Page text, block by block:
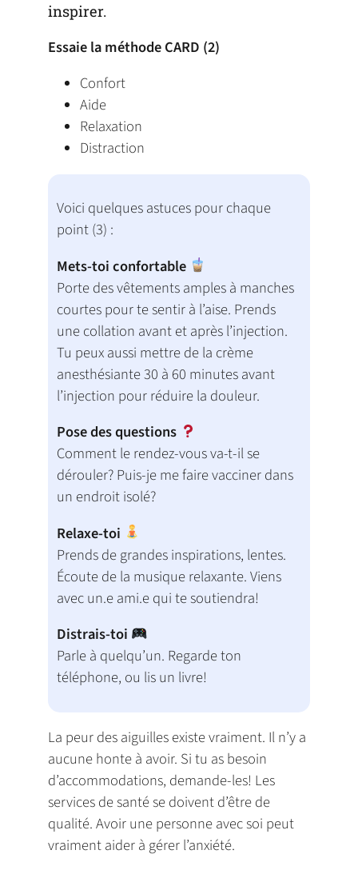
inspirer.
Essaie la méthode CARD (2)
Confort
Aide
Relaxation
Distraction
Voici quelques astuces pour chaque
point (3) :
Mets-toi confortable
Porte des vêtements amples à manches
courtes pour te sentir à l’aise. Prends
une collation avant et après l’injection.
Tu peux aussi mettre de la crème
anesthésiante 30 à 60 minutes avant
l’injection pour réduire la douleur.
Pose des questions
Comment le rendez-vous va-t-il se
dérouler? Puis-je me faire vacciner dans
un endroit isolé?
Relaxe-toi
Prends de grandes inspirations, lentes.
Écoute de la musique relaxante. Viens
avec un.e ami.e qui te soutiendra!
Distrais-toi
Parle à quelqu’un. Regarde ton
téléphone, ou lis un livre!
La peur des aiguilles existe vraiment. Il n’y a
aucune honte à avoir. Si tu as besoin
d’accommodations, demande-les! Les
services de santé se doivent d’être de
qualité. Avoir une personne avec soi peut
vraiment aider à gérer l’anxiété.